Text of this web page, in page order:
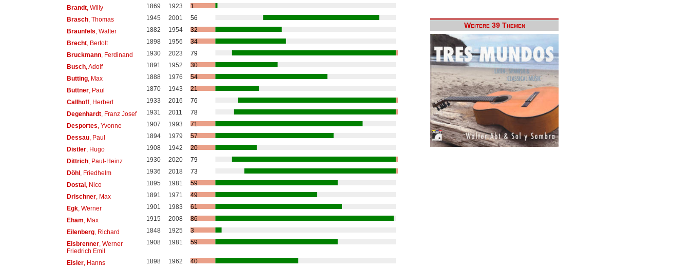
Brandt, Willy 1869 1923
1
Brasch, Thomas 1945 2001
56
Braunfels , Walter 1882 1954
32
Brecht, Bertolt 1898 1956
34
Bruckmann, Ferdinand 1930 2023
79
Busch, Adolf 1891 1952
30
Butting, Max 1888 1976
54
Büttner, Paul 1870 1943
21
Callhoff, Herbert 1933 2016
76
Degenhardt, Franz Josef 1931 2011
78
Desportes , Yvonne 1907 1993
71
Dessau, Paul 1894 1979
57
Distler, Hugo 1908 1942
20
Dittrich, Paul-Heinz 1930 2020
79
Döhl, Friedhelm 1936 2018
73
Dostal, Nico 1895 1981
59
Drischner, Max 1891 1971
49
Egk, Werner 1901 1983
61
Eham , Max 1915 2008
86
Eilenberg, Richard 1848 1925
3
Eisbrenner, Werner
Friedrich Emil
1908 1981 59
Eisler, Hanns 1898 1962
40
Weitere 39 Themen